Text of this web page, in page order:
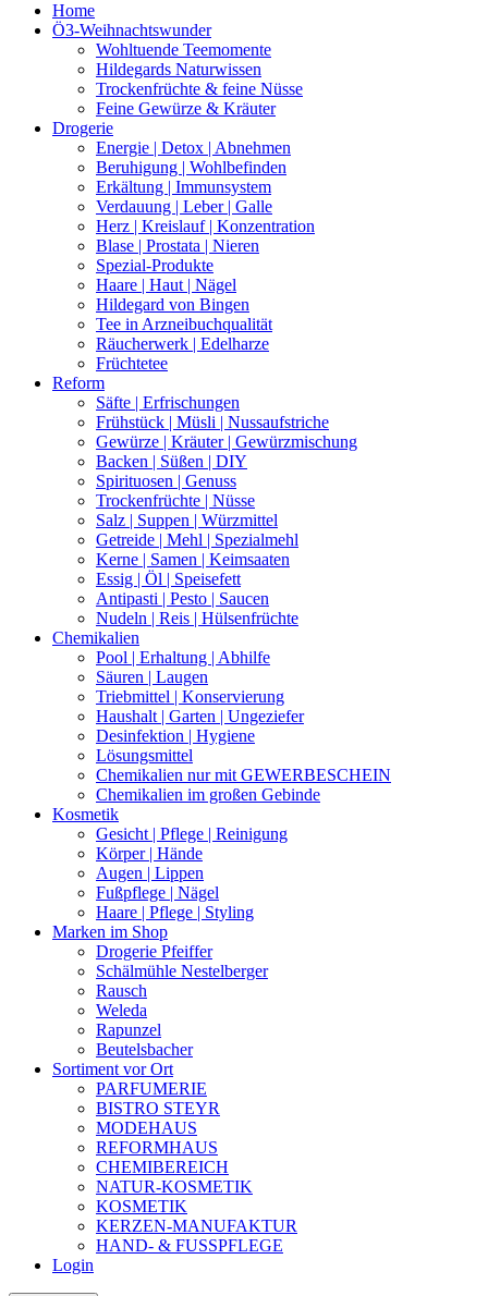
Home
Ö3-Weihnachtswunder
Wohltuende Teemomente
Hildegards Naturwissen
Trockenfrüchte & feine Nüsse
Feine Gewürze & Kräuter
Drogerie
Energie | Detox | Abnehmen
Beruhigung | Wohlbefinden
Erkältung | Immunsystem
Verdauung | Leber | Galle
Herz | Kreislauf | Konzentration
Blase | Prostata | Nieren
Spezial-Produkte
Haare | Haut | Nägel
Hildegard von Bingen
Tee in Arzneibuchqualität
Räucherwerk | Edelharze
Früchtetee
Reform
Säfte | Erfrischungen
Frühstück | Müsli | Nussaufstriche
Gewürze | Kräuter | Gewürzmischung
Backen | Süßen | DIY
Spirituosen | Genuss
Trockenfrüchte | Nüsse
Salz | Suppen | Würzmittel
Getreide | Mehl | Spezialmehl
Kerne | Samen | Keimsaaten
Essig | Öl | Speisefett
Antipasti | Pesto | Saucen
Nudeln | Reis | Hülsenfrüchte
Chemikalien
Pool | Erhaltung | Abhilfe
Säuren | Laugen
Triebmittel | Konservierung
Haushalt | Garten | Ungeziefer
Desinfektion | Hygiene
Lösungsmittel
Chemikalien nur mit GEWERBESCHEIN
Chemikalien im großen Gebinde
Kosmetik
Gesicht | Pflege | Reinigung
Körper | Hände
Augen | Lippen
Fußpflege | Nägel
Haare | Pflege | Styling
Marken im Shop
Drogerie Pfeiffer
Schälmühle Nestelberger
Rausch
Weleda
Rapunzel
Beutelsbacher
Sortiment vor Ort
PARFUMERIE
BISTRO STEYR
MODEHAUS
REFORMHAUS
CHEMIBEREICH
NATUR-KOSMETIK
KOSMETIK
KERZEN-MANUFAKTUR
HAND- & FUSSPFLEGE
Login